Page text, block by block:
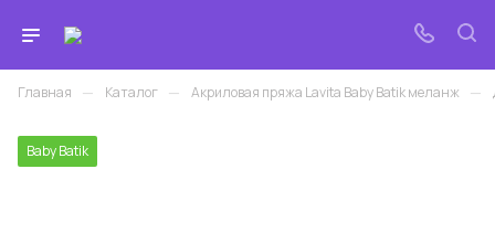
Главная — Каталог — Акриловая пряжа Lavita Baby Batik меланж —
Baby Batik